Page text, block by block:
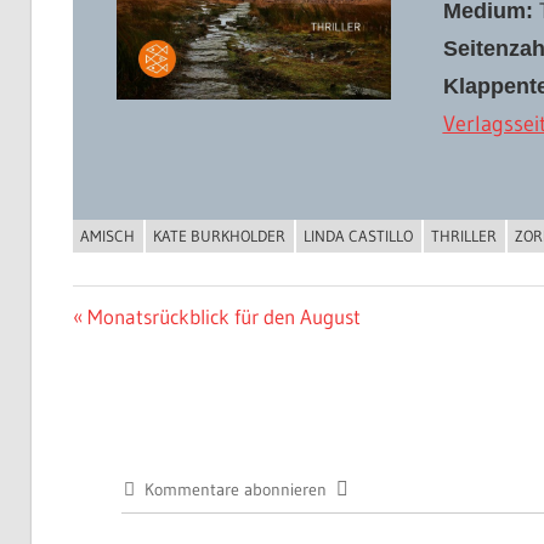
Medium:
BUCHIGES
AMISCH KATE BURKHOLDER LINDA CASTILLO THRILLER
Beitragsnavigation
Vorheriger
Monatsrückblick für den August
Kommentare abonnieren